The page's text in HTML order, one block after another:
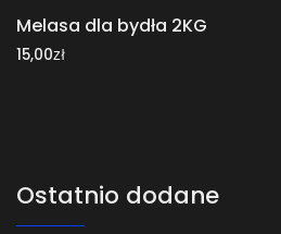
Melasa dla bydła 2KG
15,00zł
Ostatnio dodane